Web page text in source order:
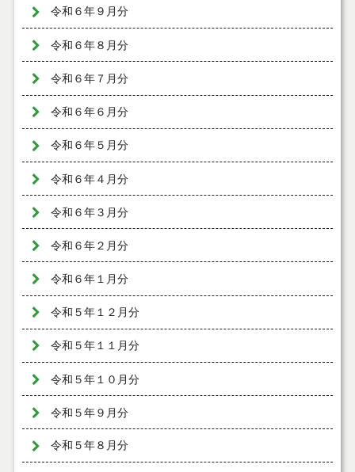
令和６年９月分
令和６年８月分
令和６年７月分
令和６年６月分
令和６年５月分
令和６年４月分
令和６年３月分
令和６年２月分
令和６年１月分
令和５年１２月分
令和５年１１月分
令和５年１０月分
令和５年９月分
令和５年８月分